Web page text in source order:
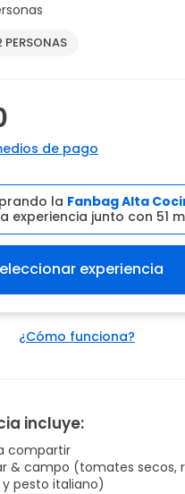
PERSONAS
de pago
la Fanbag Alta
experiencia junto con 51
experiencia
¿Cómo funciona?
incluye:
compartir
& campo (tomates secos,
pesto italiano)